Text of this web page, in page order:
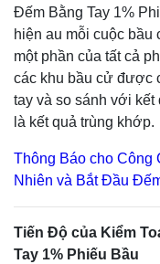
Đếm Bằng Tay 1%
hiện au mỗi cuộc bầu
một phần của tất cả
các khu bầu cử được
tay và so sánh với kết
là kết quả trùng khớp.
Thông Báo cho Công
Nhiên và Bắt Đầu
Tiến Độ của Kiểm
Tay 1% Phiếu Bầu